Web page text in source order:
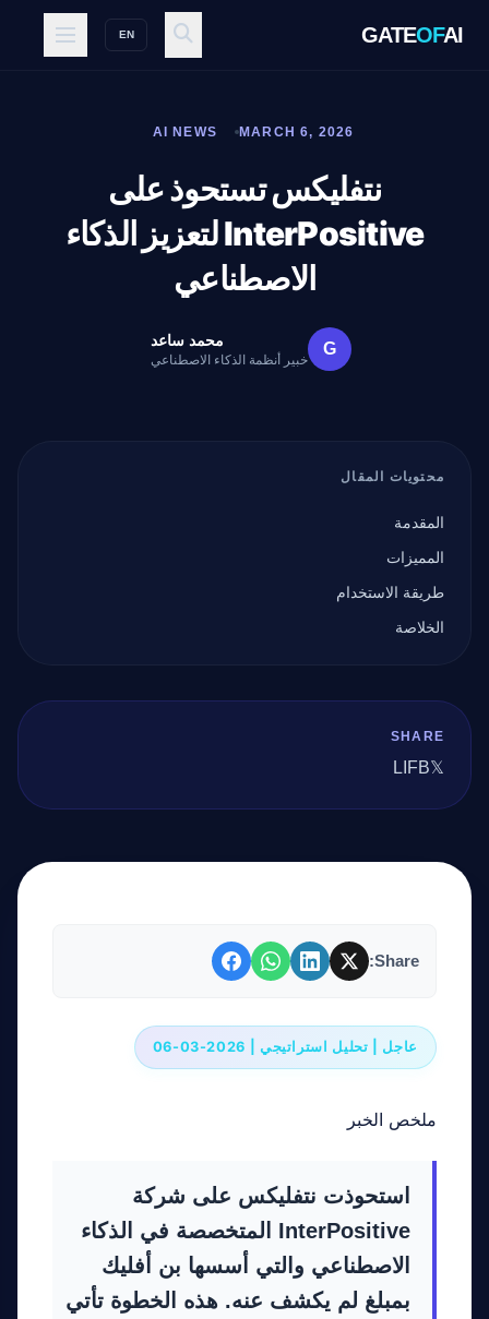
GATEOFAI
EN
MARCH 6, 2026
AI NEWS
نتفليكس تستحوذ على
InterPositive لتعزيز الذكاء
الاصطناعي
G محمد ساعد
خبير أنظمة الذكاء الاصطناعي
محتويات المقال
المقدمة
المميزات
طريقة الاستخدام
الخلاصة
SHARE
𝕏
FB
LI
Share:
عاجل | تحليل استراتيجي | 2026-03-06
ملخص الخبر
استحوذت نتفليكس على شركة
InterPositive المتخصصة في الذكاء
الاصطناعي والتي أسسها بن أفليك
بمبلغ لم يكشف عنه. هذه الخطوة تأتي